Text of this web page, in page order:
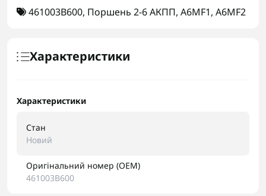
461003B600, Поршень 2-6 АКПП, A6MF1, A6MF2
Характеристики
Характеристики
Стан
Новий
Оригінальний номер (OEM)
461003B600